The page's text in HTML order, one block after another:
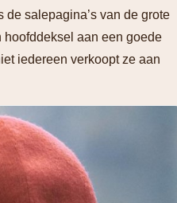
salepagina’s van de grote
aan een goede
iedereen verkoopt ze aan